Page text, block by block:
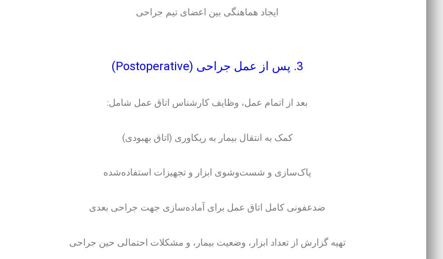
ایجاد هماهنگی بین اعضای تیم جراحی
3. پس از عمل جراحی (Postoperative)
بعد از اتمام عمل، وظایف کارشناس اتاق عمل شامل:
کمک به انتقال بیمار به ریکاوری (اتاق بهبودی)
پاک‌سازی و شست‌وشوی ابزار و تجهیزات استفاده‌شده
ضدعفونی کامل اتاق عمل برای آماده‌سازی جهت جراحی بعدی
تهیه گزارش از تعداد ابزار، وضعیت بیمار، و مشکلات احتمالی حین جراحی